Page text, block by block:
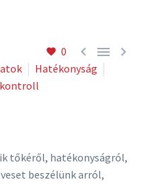
0   
Hatékonyság
tőkéről, hatékonyságról,
beszélünk arról,